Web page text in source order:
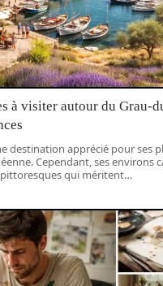
à visiter autour du Grau-
destination apprécié pour ses
Cependant, ses environs
qui méritent…